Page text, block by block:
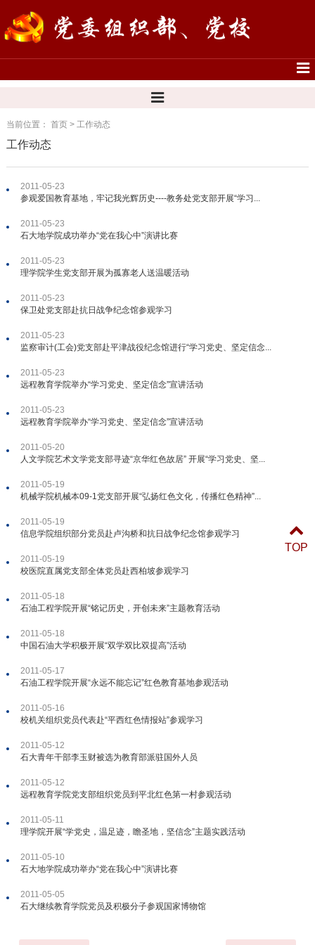
当前位置： 首页> 工作动态
工作动态
2011-05-23
参观爱国教育基地，牢记我光辉历史----教务处党支部开展“学习...
2011-05-23
石大地学院成功举办“党在我心中”演讲比赛
2011-05-23
理学院学生党支部开展为孤寡老人送温暖活动
2011-05-23
保卫处党支部赴抗日战争纪念馆参观学习
2011-05-23
监察审计(工会)党支部赴平津战役纪念馆进行“学习党史、坚定信念...
2011-05-23
远程教育学院举办“学习党史、坚定信念”宣讲活动
2011-05-23
远程教育学院举办“学习党史、坚定信念”宣讲活动
2011-05-20
人文学院艺术文学党支部寻迹“京华红色故居” 开展“学习党史、坚...
2011-05-19
机械学院机械本09-1党支部开展“弘扬红色文化，传播红色精神”...
2011-05-19
信息学院组织部分党员赴卢沟桥和抗日战争纪念馆参观学习
2011-05-19
校医院直属党支部全体党员赴西柏坡参观学习
2011-05-18
石油工程学院开展“铭记历史，开创未来”主题教育活动
2011-05-18
中国石油大学积极开展“双学双比双提高”活动
2011-05-17
石油工程学院开展“永远不能忘记”红色教育基地参观活动
2011-05-16
校机关组织党员代表赴“平西红色情报站”参观学习
2011-05-12
石大青年干部李玉财被选为教育部派驻国外人员
2011-05-12
远程教育学院党支部组织党员到平北红色第一村参观活动
2011-05-11
理学院开展“学党史，温足迹，瞻圣地，坚信念”主题实践活动
2011-05-10
石大地学院成功举办“党在我心中”演讲比赛
2011-05-05
石大继续教育学院党员及积极分子参观国家博物馆
TOP